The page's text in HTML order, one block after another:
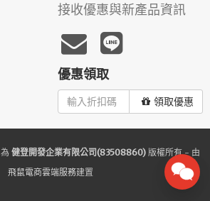
接收優惠與新產品資訊
優惠領取
領取優惠
為 健登開發企業有限公司(83508860)版權所有 - 由
飛鼠電商雲端服務建置